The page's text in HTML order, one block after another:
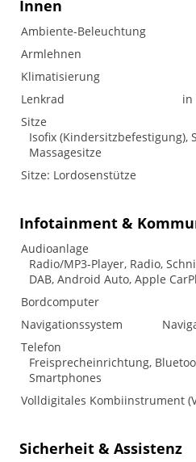
Innen
Ambiente-Beleuchtung
Armlehnen
Klimatisierung
Lenkrad
in
Sitze
Isofix (Kindersitzbefestigung),
Massagesitze
Sitze: Lordosenstütze
Infotainment &
Audioanlage
Radio/MP3-Player, Radio,
DAB, Android Auto, Apple
Bordcomputer
Navigationssystem
Telefon
Freisprecheinrichtung,
Smartphones
Volldigitales Kombiinstrument
Sicherheit & Assistenz